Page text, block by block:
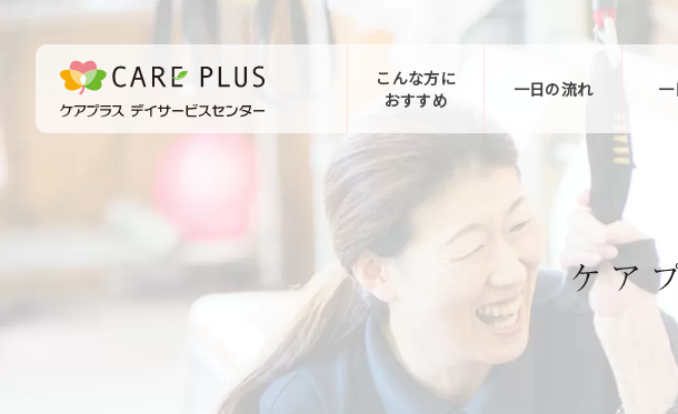
こんな方に
おすすめ
一日の流れ
お問い合わせ